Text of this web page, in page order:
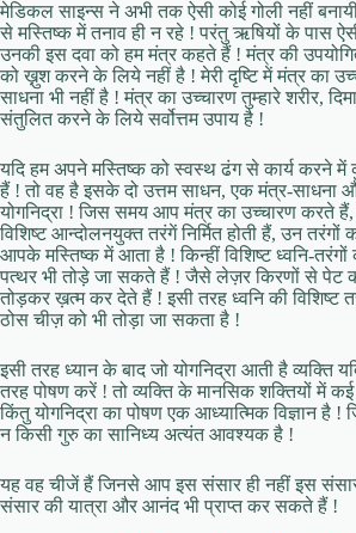
मेडिकल साइन्स ने अभी तक ऐसी कोई गोली नहीं
से मस्तिष्क में तनाव ही न रहे ! परंतु ऋषियों के पास
उनकी इस दवा को हम मंत्र कहते हैं ! मंत्र की
को ख़ु़श करने के लिये नहीं है ! मेरी दृष्टि में मंत्र का
साधना भी नहीं है ! मंत्र का उच्चारण तुम्हारे शरीर,
संतुलित करने के लिये सर्वोत्तम उपाय है !
यदि हम अपने मस्तिष्क को स्वस्थ ढंग से कार्य करने
हैं ! तो वह है इसके दो उत्तम साधन, एक मंत्र-साधना
योगनिद्रा ! जिस समय आप मंत्र का उच्चारण करते हैं,
विशिष्ट आन्दोलनयुक्त तरंगें निर्मित होती हैं, उन तरंगों
आपके मस्तिष्क में आता है ! किन्हीं विशिष्ट ध्वनि-तरंगों
पत्थर भी तोड़े जा सकते हैं ! जैसे लेज़र किरणों से पेट
तोड़कर ख़त्म कर देते हैं ! इसी तरह ध्वनि की विशिष्ट
ठोस चीज़ को भी तोड़ा जा सकता है !
इसी तरह ध्यान के बाद जो योगनिद्रा आती है व्यक्ति
तरह पोषण करें ! तो व्यक्ति के मानसिक शक्तियों में कई
किंतु योगनिद्रा का पोषण एक आध्यात्मिक विज्ञान है
न किसी गुरु का सानिध्य अत्यंत आवश्यक है !
यह वह चीजें हैं जिनसे आप इस संसार ही नहीं इस
संसार की यात्रा और आनंद भी प्राप्त कर सकते हैं !